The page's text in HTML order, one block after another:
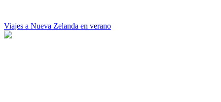
Viajes a Nueva Zelanda en verano